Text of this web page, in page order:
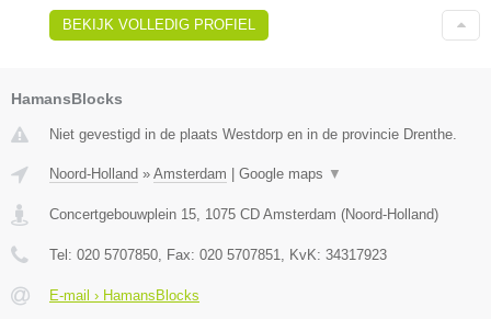
BEKIJK VOLLEDIG PROFIEL
HamansBlocks
Niet gevestigd in de plaats Westdorp en in de provincie Drenthe.
Noord-Holland » Amsterdam Google maps ▼
Concertgebouwplein 15 1075 CD Amsterdam (Noord-Holland)
Tel: 020 5707850 , Fax: 020 5707851 , KvK: 34317923
E-mail › HamansBlocks